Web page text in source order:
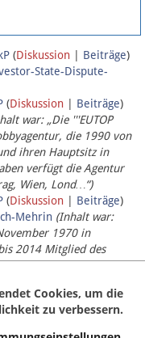
(Diskussion Beiträge)
State-Dispute-
(Diskussion Beiträge)
war: „Die '''EUTOP
die 1990 von
ihren Hauptsitz in
verfügt die Agentur
Wien, Lond…“)
(Diskussion Beiträge)
Mehrin (Inhalt war:
1970 in
2014 Mitglied des
2014 ist sie für
Cookies, um die
zu verbessern.